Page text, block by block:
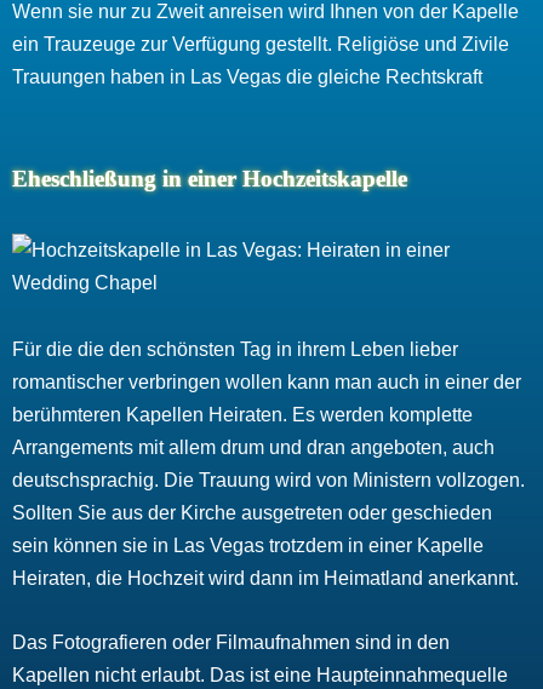
Wenn sie nur zu Zweit anreisen wird Ihnen von der Kapelle
ein Trauzeuge zur Verfügung gestellt. Religiöse und Zivile
Trauungen haben in Las Vegas die gleiche Rechtskraft
Eheschließung in einer Hochzeitskapelle
Für die die den schönsten Tag in ihrem Leben lieber
romantischer verbringen wollen kann man auch in einer der
berühmteren Kapellen Heiraten. Es werden komplette
Arrangements mit allem drum und dran angeboten, auch
deutschsprachig. Die Trauung wird von Ministern vollzogen.
Sollten Sie aus der Kirche ausgetreten oder geschieden
sein können sie in Las Vegas trotzdem in einer Kapelle
Heiraten, die Hochzeit wird dann im Heimatland anerkannt.
Das Fotografieren oder Filmaufnahmen sind in den
Kapellen nicht erlaubt. Das ist eine Haupteinnahmequelle